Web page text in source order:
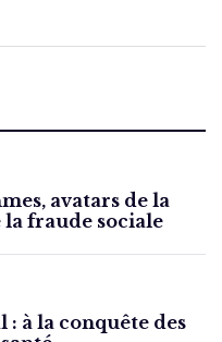
avatars de la
fraude sociale
: à la conquête des